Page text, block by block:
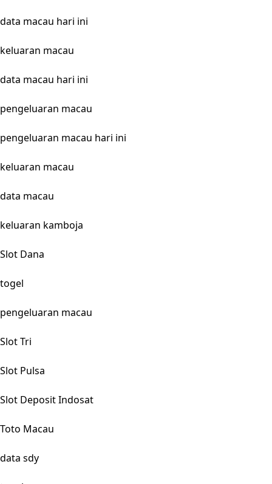
data macau hari ini
keluaran macau
data macau hari ini
pengeluaran macau
pengeluaran macau hari ini
keluaran macau
data macau
keluaran kamboja
Slot Dana
togel
pengeluaran macau
Slot Tri
Slot Pulsa
Slot Deposit Indosat
Toto Macau
data sdy